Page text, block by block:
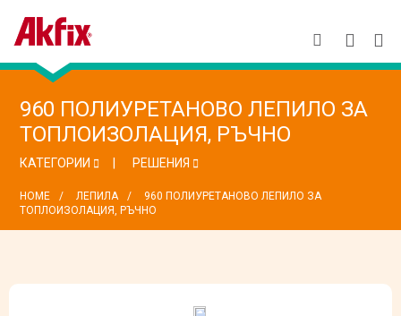
960 ПОЛИУРЕТАНОВО ЛЕПИЛО ЗА
ТОПЛОИЗОЛАЦИЯ, РЪЧНО
КАТЕГОРИИ РЕШЕНИЯ
HOME ЛЕПИЛА
960 ПОЛИУРЕТАНОВО ЛЕПИЛО ЗА
ТОПЛОИЗОЛАЦИЯ, РЪЧНО